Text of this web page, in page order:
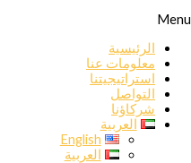
Menu
الرئيسية
معلومات عنا
استراتيجيتنا
التواصل
شركاؤنا
العربية
English
العربية